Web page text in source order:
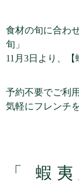
食材の旬に合わ
旬」
11月3日より、
予約不要でご利
気軽にフレンチ
「 蝦